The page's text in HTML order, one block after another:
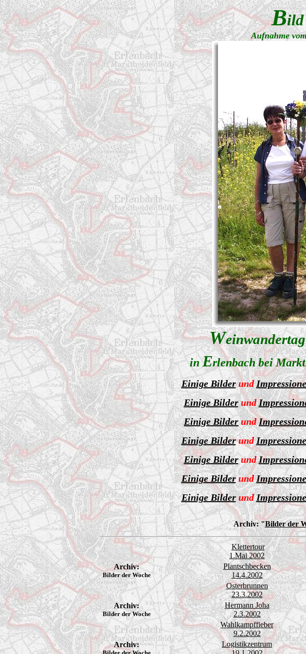
B
Aufnahme
W
inErlenbach bei
Einige Bilderund
Einige Bilderund
Einige Bilderund
Einige Bilderund
Einige Bilderund
Einige Bilderund
Einige Bilderund
Archiv:"Bilder der
Klettertour
1.Mai 2002
Archiv:
Bilder der Woche
Plantschbecken
14.4.2002
Osterbrunnen
23.3.2002
Archiv:
Bilder der Woche
Hermann Joha
2.3.2002
Wahlkampffieber
9.2.2002
Archiv:
Logistikzentrum